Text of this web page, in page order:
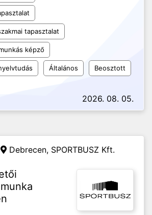
tapasztalat
képző
Általános Beosztott
2026. 08. 05.
Debrecen, SPORTBUSZ Kft.